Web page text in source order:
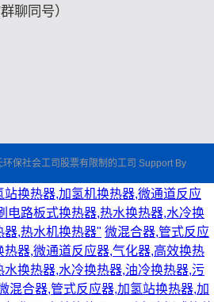
聊同号）
保社会工司股票有限制的工司 Support By
换热器,加氢机换热器,微通道反应
电路板式换热器,热水换热器,水冷换
器,热水机换热器" 微混合器,管式反应
器,微通道反应器,气化器,高效换热
换热器,水冷换热器,油冷换热器,污
混合器,管式反应器,加氢站换热器,加